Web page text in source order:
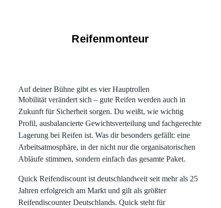
Reifenmonteur
Auf deiner Bühne gibt es vier Hauptrollen
Mobilität verändert sich – gute Reifen werden auch in
Zukunft für Sicherheit sorgen. Du weißt, wie wichtig
Profil, ausbalancierte Gewichtsverteilung und fachgerechte
Lagerung bei Reifen ist. Was dir besonders gefällt: eine
Arbeitsatmosphäre, in der nicht nur die organisatorischen
Abläufe stimmen, sondern einfach das gesamte Paket.
Quick Reifendiscount ist deutschlandweit seit mehr als 25
Jahren erfolgreich am Markt und gilt als größter
Reifendiscounter Deutschlands. Quick steht für